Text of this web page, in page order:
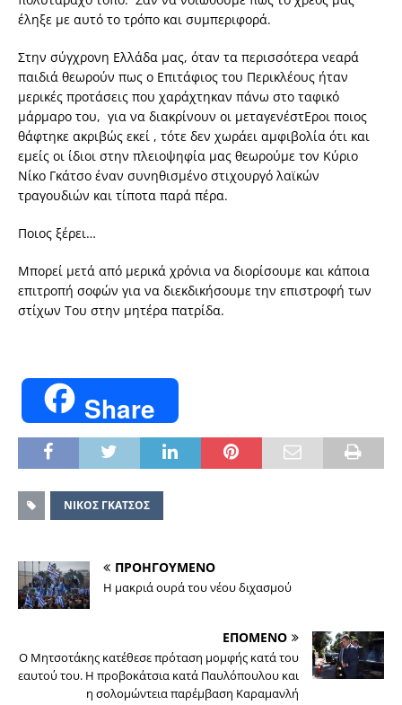
έληξε με αυτό το τρόπο και συμπεριφορά.
Στην σύγχρονη Ελλάδα μας, όταν τα περισσότερα νεαρά
παιδιά θεωρούν πως ο Επιτάφιος του Περικλέους ήταν
μερικές προτάσεις που χαράχτηκαν πάνω στο ταφικό
μάρμαρο του, για να διακρίνουν οι μεταγενέστΕροι ποιος
θάφτηκε ακριβώς εκεί , τότε δεν χωράει αμφιβολία ότι και
εμείς οι ίδιοι στην πλειοψηφία μας θεωρούμε τον Κύριο
Νίκο Γκάτσο έναν συνηθισμένο στιχουργό λαϊκών
τραγουδιών και τίποτα παρά πέρα.
Ποιος ξέρει…
Μπορεί μετά από μερικά χρόνια να διορίσουμε και κάποια
επιτροπή σοφών για να διεκδικήσουμε την επιστροφή των
στίχων Του στην μητέρα πατρίδα.
Share
ΝΙΚΟΣ ΓΚΑΤΣΟΣ
ΠΡΟΗΓΟΥΜΕΝΟ
H μακριά ουρά του νέου διχασμού
ΕΠΟΜΕΝΟ
Ο Μητσοτάκης κατέθεσε πρόταση μομφής κατά του
εαυτού του. Η προβοκάτσια κατά Παυλόπουλου και
η σολομώντεια παρέμβαση Καραμανλή